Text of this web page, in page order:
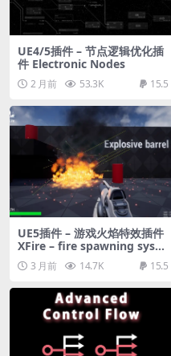
UE4/5插件 – 节点逻辑优化插
件 Electronic Nodes
2 月前 53.3K 15.5
UE5插件 – 游戏火焰特效插件
XFire – fire spawning syste
m (with damage)
3 月前 14.7K 15.5